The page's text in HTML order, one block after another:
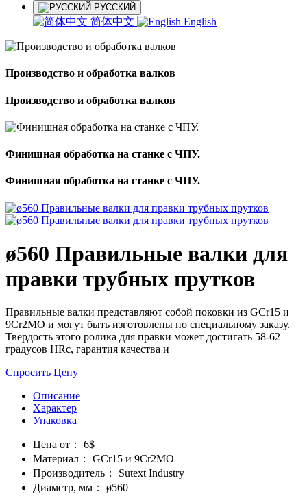
РУССКИЙ
简体中文 English
Производство и обработка валков
Производство и обработка валков
Финишная обработка на станке с ЧПУ.
Финишная обработка на станке с ЧПУ.
ø560 ​Правильные валки для
правки трубных прутков
Правильные валки представляют собой поковки из GCr15 и
9Cr2MO и могут быть изготовлены по специальному заказу.
Твердость этого ролика для правки может достигать 58-62
градусов HRc, гарантия качества и
Спросить Цену
Описание
Характер
Упаковка
Цена от：
6$
Материал：
GCr15 и 9Cr2MO
Производитель：
Sutext Industry
Диаметр, мм：
ø560